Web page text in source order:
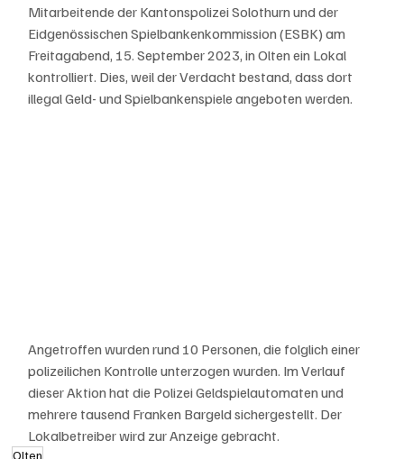
Mitarbeitende der Kantonspolizei Solothurn und der
Eidgenössischen Spielbankenkommission (ESBK) am
Freitagabend, 15. September 2023, in Olten ein Lokal
kontrolliert. Dies, weil der Verdacht bestand, dass dort
illegal Geld- und Spielbankenspiele angeboten werden.
Angetroffen wurden rund 10 Personen, die folglich einer
polizeilichen Kontrolle unterzogen wurden. Im Verlauf
dieser Aktion hat die Polizei Geldspielautomaten und
mehrere tausend Franken Bargeld sichergestellt. Der
Lokalbetreiber wird zur Anzeige gebracht.
Olten